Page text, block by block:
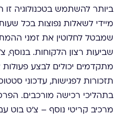
ביותר להשתמש בטכנולוגיה זו
מיידי לשאלות נפוצות בכל
שמבטל לחלוטין את זמני
שביעות רצון הלקוחות. בנוסף,
מתקדמים יכולים לבצע פעולות
תזכורות לפגישות, עדכוני
בתהליכי רכישה מורכבים.
מרכיב קריטי נוסף – צ'ט בוט